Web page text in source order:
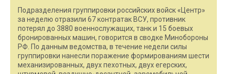
Подразделения группировки российских войск «Центр»
за неделю отразили 67 контратак ВСУ, противник
потерял до 3880 военнослужащих, танк и 15 боевых
бронированных машин, говорится в сводке Минобороны
РФ. По данным ведомства, в течение недели силы
группировки нанесли поражение формированиям шести
механизированных, двух пехотных, двух егерских,